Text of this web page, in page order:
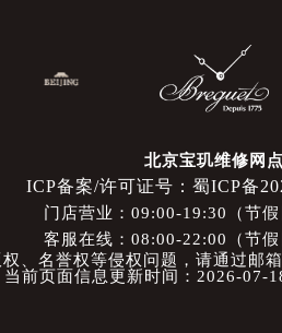
北京宝玑维修网点
ICP备案/许可证号：蜀ICP备
门店营业：09:00-19:30（节假
客服在线：08:00-22:00（节假
、名誉权等侵权问题，请通过
当前页面信息更新时间：2026-07-